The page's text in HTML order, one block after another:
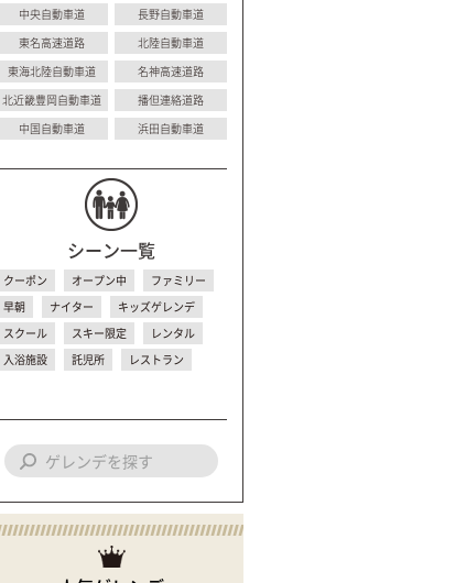
中央自動車道
長野自動車道
東名高速道路
北陸自動車道
東海北陸自動車道
名神高速道路
北近畿豊岡自動車道
播但連絡道路
中国自動車道
浜田自動車道
シーン一覧
クーポン オープン中
ファミリー
早朝
ナイター
キッズゲレンデ
スクール
スキー限定
レンタル
入浴施設
託児所 レストラン